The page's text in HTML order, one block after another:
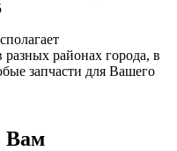
разных районах города, в
запчасти для Вашего
Вам